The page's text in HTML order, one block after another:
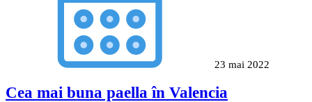
23 mai 2022
Cea mai buna paella în Valencia